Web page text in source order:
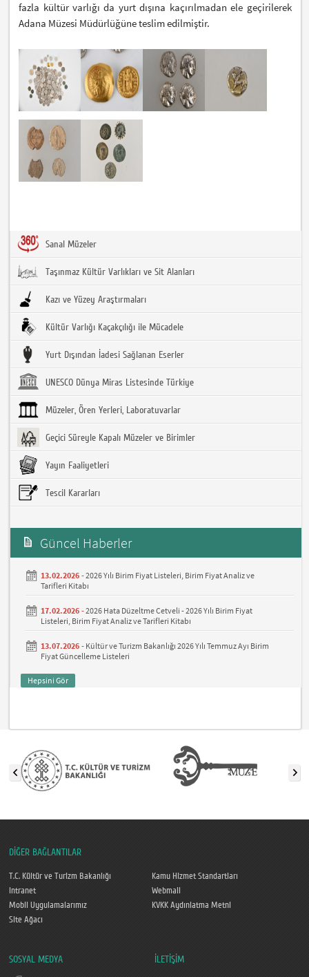
fazla kültür varlığı da yurt dışına kaçırılmadan ele geçirilerek
Adana Müzesi Müdürlüğüne teslim edilmiştir.
Sanal Müzeler
Taşınmaz Kültür Varlıkları ve Sit Alanları
Kazı ve Yüzey Araştırmaları
Kültür Varlığı Kaçakçılığı ile Mücadele
Yurt Dışından İadesi Sağlanan Eserler
UNESCO Dünya Miras Listesinde Türkiye
Müzeler, Ören Yerleri, Laboratuvarlar
Geçici Süreyle Kapalı Müzeler ve Birimler
Yayın Faaliyetleri
Tescil Kararları
Güncel Haberler
13.02.2026 -2026 Yılı Birim Fiyat Listeleri, Birim Fiyat Analiz ve
Tarifleri Kitabı
17.02.2026 -2026 Hata Düzeltme Cetveli - 2026 Yılı Birim Fiyat
Listeleri, Birim Fiyat Analiz ve Tarifleri Kitabı
13.07.2026 - Kültür ve Turizm Bakanlığı 2026 Yılı Temmuz Ayı Birim
Fiyat Güncelleme Listeleri
Hepsini Gör
DİĞER BAĞLANTILAR
T.C. Kültür ve Turizm Bakanlığı
Kamu Hizmet Standartları
Intranet
Webmail
Mobil Uygulamalarımız
KVKK Aydınlatma Metni
Site Ağacı
SOSYAL MEDYA İLETİŞİM